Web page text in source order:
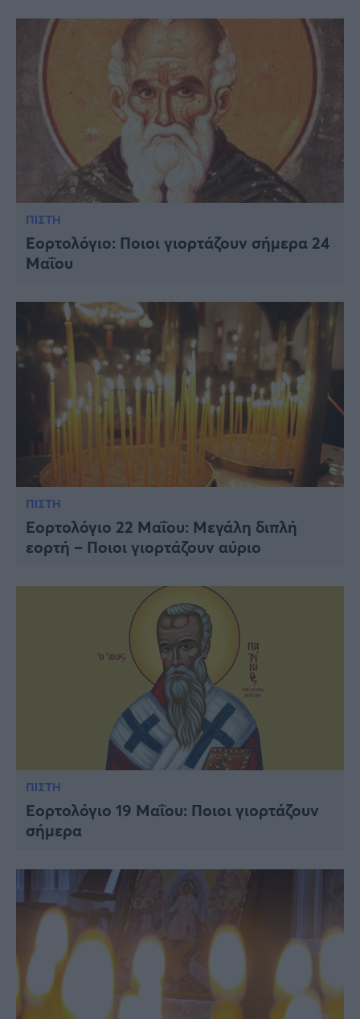
ΠΙΣΤΗ
Εορτολόγιο: Ποιοι γιορτάζουν σήμερα 24
Μαΐου
ΠΙΣΤΗ
Εορτολόγιο 22 Μαΐου: Μεγάλη διπλή
εορτή – Ποιοι γιορτάζουν αύριο
ΠΙΣΤΗ
Εορτολόγιο 19 Μαΐου: Ποιοι γιορτάζουν
σήμερα